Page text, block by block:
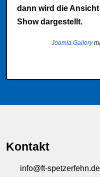
dann wird die
Show dargestellt.
Joomla Gallery
Kontakt
info@ft-spetzerfehn.de